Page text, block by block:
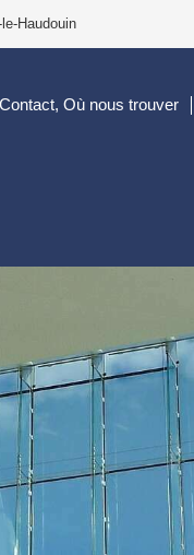
Haudouin
Contact, Où nous trouver